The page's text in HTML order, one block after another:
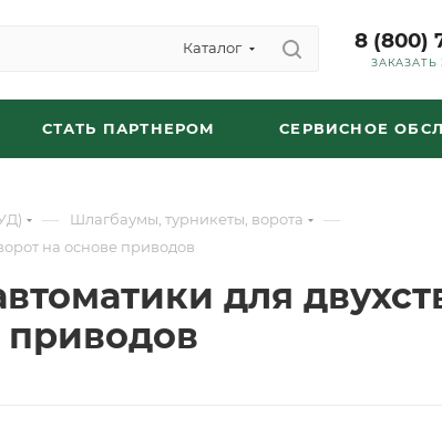
Каталог 8 (800)
ЗАКАЗАТЬ
СТАТЬ ПАРТНЕРОМ СЕРВИСНОЕ
— Шлагбаумы, турникеты, ворота —
на основе приводов
для